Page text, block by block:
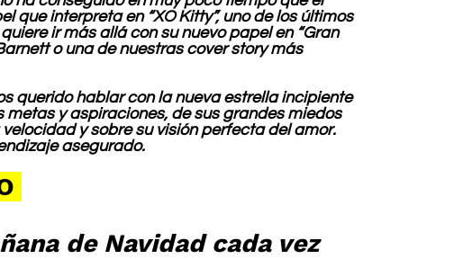
que interpreta en “XO Kitty”, uno de los últimos
ir más allá con su nuevo papel en “Gran
o una de nuestras cover story más
querido hablar con la nueva estrella incipiente
metas y aspiraciones, de sus grandes miedos
y sobre su visión perfecta del amor.
asegurado.
de Navidad cada vez